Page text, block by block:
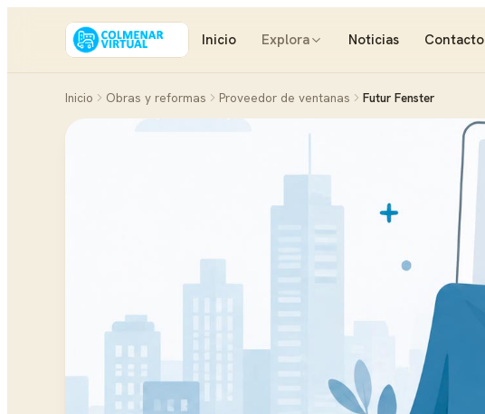
Inicio Explora Noticias Contacto
Inicio Obras y reformas Proveedor de ventanas Futur Fenster